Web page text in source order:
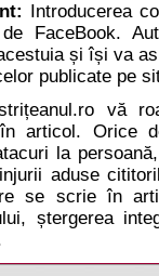
Introducerea
FaceBook.
și își va
publicate pe
vă
articol. Orice
la
aduse
se scrie în
ștergerea